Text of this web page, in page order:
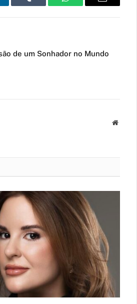
Tumblr WhatsAppEmail
de um Sonhador no Mundo
Website